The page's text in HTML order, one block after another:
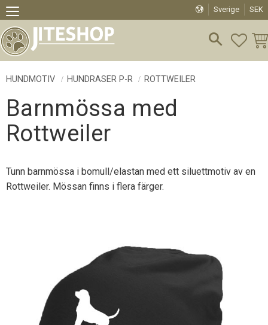
Meny
Sverige SEK
HUNDMOTIV HUNDRASER P-R ROTTWEILER
Barnmössa med
Rottweiler
Tunn barnmössa i bomull/elastan med ett siluettmotiv av en
Rottweiler. Mössan finns i flera färger.